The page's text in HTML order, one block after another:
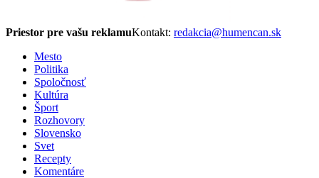
Priestor pre vašu reklamuKontakt: redakcia@humencan.sk
Mesto
Politika
Spoločnosť
Kultúra
Šport
Rozhovory
Slovensko
Svet
Recepty
Komentáre